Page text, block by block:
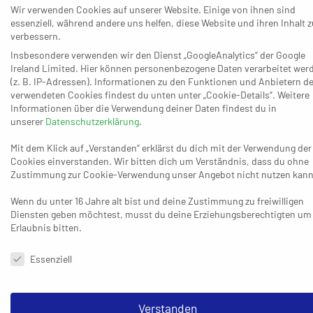
was unter anderem mit der geplanten Rückkehr von
Kapitän Fabian Gutbrod zu tun hat, der nach seiner
gerissen) vor dem Comeback steht. Noch einen
deutlichen Schritt weiter dürfte gleichzeitig Linkshänder
Djibril M’Bengue sein, der dem BHC ohne
Trainingsrückstand und in bester Verfassung sicher
liefern kann. Im gesamten Paket, zu dem nicht zuletzt die
momentan in Top-Form haltenden Keeper Peter
und Christopher Rudeck (sogar 42,5 Prozent in Stuttgart)
sowie Einsatz und Leidenschaft gehören, sieht Naji dann
herausfordernden Aufgaben in Herbst und Winter
Wir verwenden Cookies auf unserer Website. Einige von ihnen sind
essenziell, während andere uns helfen, diese Website und ihren Inhalt
verbessern.
Insbesondere verwenden wir den Dienst „GoogleAnalytics“ der Google
Ireland Limited. Hier können personenbezogene Daten verarbeitet
(z. B. IP-Adressen). Informationen zu den Funktionen und Anbietern
verwendeten Cookies findest du unten unter „Cookie-Details“. Weitere
Informationen über die Verwendung deiner Daten findest du in
unserer Datenschutzerklärung.
Mit dem Klick auf „Verstanden“ erklärst du dich mit der Verwendung der
Cookies einverstanden. Wir bitten dich um Verständnis, dass du ohne
Zustimmung zur Cookie-Verwendung unser Angebot nicht nutzen
Wenn du unter 16 Jahre alt bist und deine Zustimmung zu freiwilligen
Diensten geben möchtest, musst du deine Erziehungsberechtigten um
Erlaubnis bitten.
Datenschutzeinstellungen & Nutzungsbedingungen
Essenziell
Verstanden